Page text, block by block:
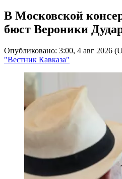
В Московской
бюст Вероники
Опубликовано: 3:00, 4 авг 2026
"Вестник Кавказа"